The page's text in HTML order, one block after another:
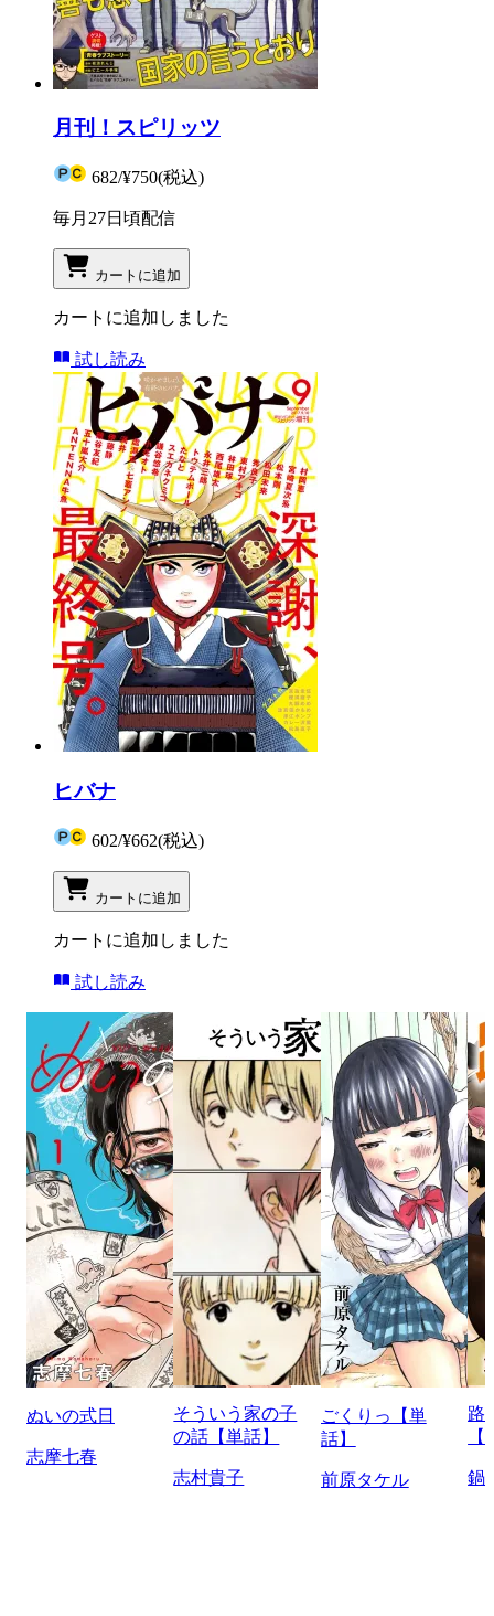
月刊！スピリッツ
682/¥750(税込)
毎月27日頃配信
カートに追加
カートに追加しました
試し読み
ヒバナ
602/¥662(税込)
カートに追加
カートに追加しました
試し読み
ぬいの式日
志摩七春
そういう家の子
の話【単話】
志村貴子
ごくりっ【単
話】
前原タケル
路
鍋